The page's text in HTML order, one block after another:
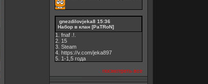
gnezdilovjeka8 15:36
Набор в клан [PaTRoN]
1. fnaf .!.
2. 15
3. Steam
4. https://v.com/jeka897
5. 1-1,5 годa
посмотреть все